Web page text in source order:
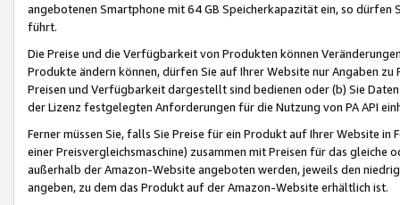
angebotenen Smartphone mit 64 GB Speicherkapazität ein, so dürfen
führt.
Die Preise und die Verfügbarkeit von Produkten können
Produkte ändern können, dürfen Sie auf Ihrer Website nur Angaben
Preisen und Verfügbarkeit dargestellt sind bedienen oder (b) Sie
der Lizenz festgelegten Anforderungen für die Nutzung von PA API
Ferner müssen Sie, falls Sie Preise für ein Produkt auf Ihrer Website
einer Preisvergleichsmaschine) zusammen mit Preisen für das
außerhalb der Amazon-Website angeboten werden, jeweils den
angeben, zu dem das Produkt auf der Amazon-Website erhältlich ist.